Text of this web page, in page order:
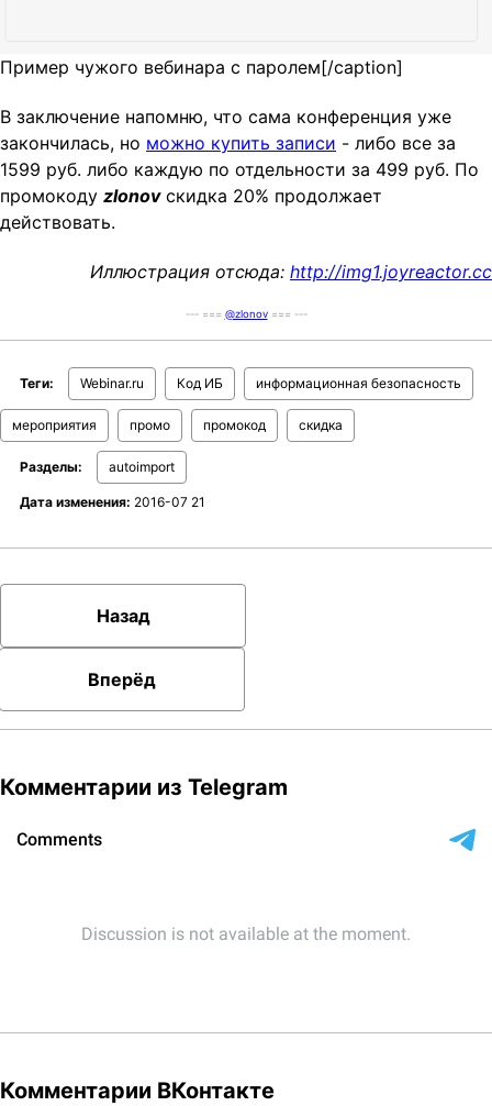
Пример чужого вебинара с паролем[/caption]
В заключение напомню, что сама конференция уже
закончилась, но можно купить записи - либо все за
1599 руб. либо каждую по отдельности за 499 руб. По
промокоду zlonovскидка 20% продолжает
действовать.
Иллюстрация отсюда: http://img1.joyreactor.cc
--- === @zlonov=== ---
Теги: Webinar.ru Код ИБ информационная безопасность
мероприятия промо промокод скидка
Разделы: autoimport
Дата изменения: 2016-07 21
Назад
Вперёд
Комментарии из Telegram
Комментарии ВКонтакте